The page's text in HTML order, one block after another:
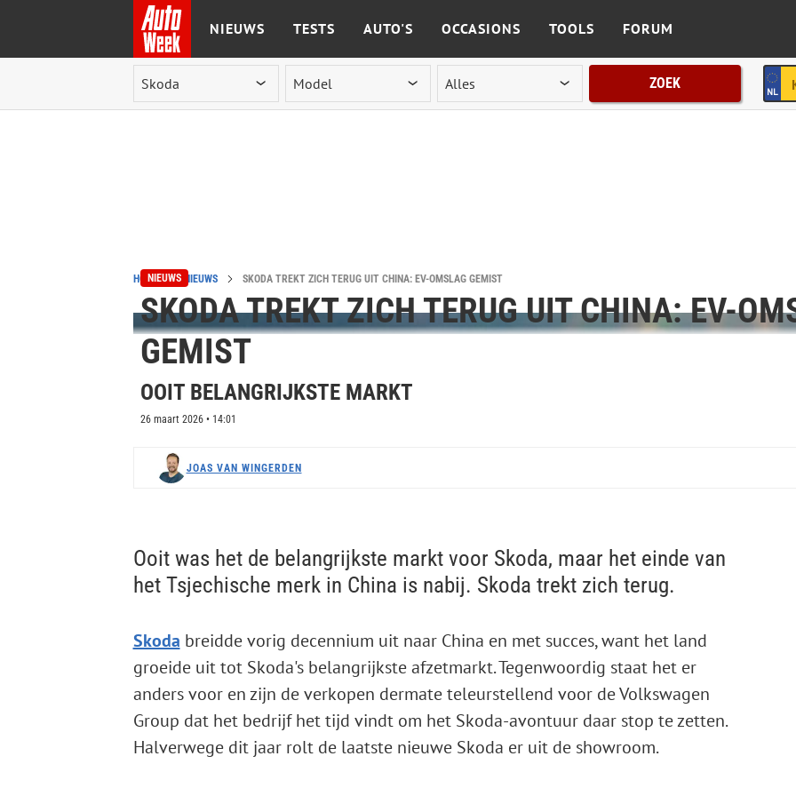
Ga naar de inhoud
NIEUWS TESTS AUTO'S OCCASIONS TOOLS FORUM
ZOEK
HOME NIEUWS SKODA TREKT ZICH TERUG UIT CHINA: EV-OMSLAG GEMIST
NIEUWS
SKODA TREKT ZICH TERUG UIT CHINA: EV-
GEMIST
OOIT BELANGRIJKSTE MARKT
26 maart 2026 • 14:01
JOAS VAN WINGERDEN
Ooit was het de belangrijkste markt voor Skoda, maar het einde van
het Tsjechische merk in China is nabij. Skoda trekt zich terug.
Skoda breidde vorig decennium uit naar China en met succes, want het land
groeide uit tot Skoda's belangrijkste afzetmarkt. Tegenwoordig staat het er
anders voor en zijn de verkopen dermate teleurstellend voor de Volkswagen
Group dat het bedrijf het tijd vindt om het Skoda-avontuur daar stop te zetten.
Halverwege dit jaar rolt de laatste nieuwe Skoda er uit de showroom.